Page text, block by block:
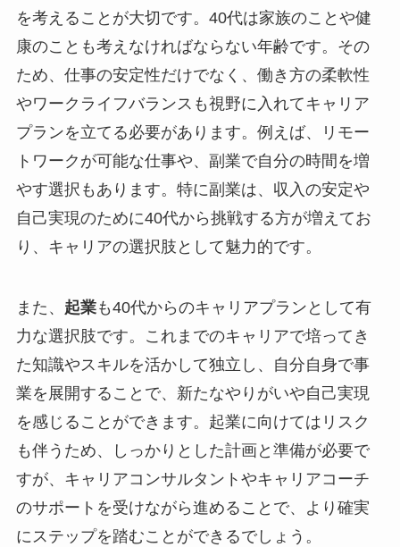
を考えることが大切です。40代は家族のことや健
康のことも考えなければならない年齢です。その
ため、仕事の安定性だけでなく、働き方の柔軟性
やワークライフバランスも視野に入れてキャリア
プランを立てる必要があります。例えば、リモー
トワークが可能な仕事や、副業で自分の時間を増
やす選択もあります。特に副業は、収入の安定や
自己実現のために40代から挑戦する方が増えてお
り、キャリアの選択肢として魅力的です。
また、 起業も40代からのキャリアプランとして有
力な選択肢です。これまでのキャリアで培ってき
た知識やスキルを活かして独立し、自分自身で事
業を展開することで、新たなやりがいや自己実現
を感じることができます。起業に向けてはリスク
も伴うため、しっかりとした計画と準備が必要で
すが、キャリアコンサルタントやキャリアコーチ
のサポートを受けながら進めることで、より確実
にステップを踏むことができるでしょう。